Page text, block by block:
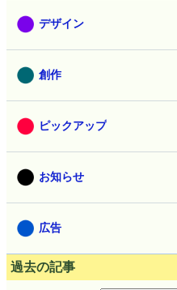
デザイン
創作
ピックアップ
お知らせ
広告
過去の記事